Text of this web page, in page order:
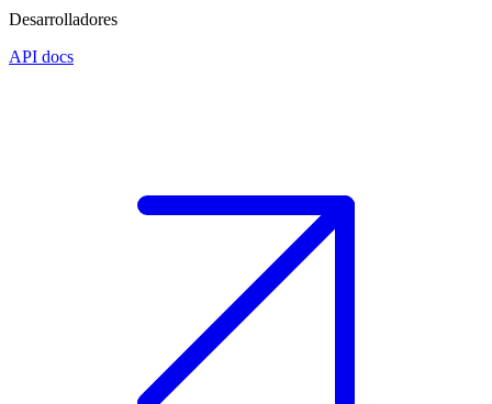
Desarrolladores
API docs